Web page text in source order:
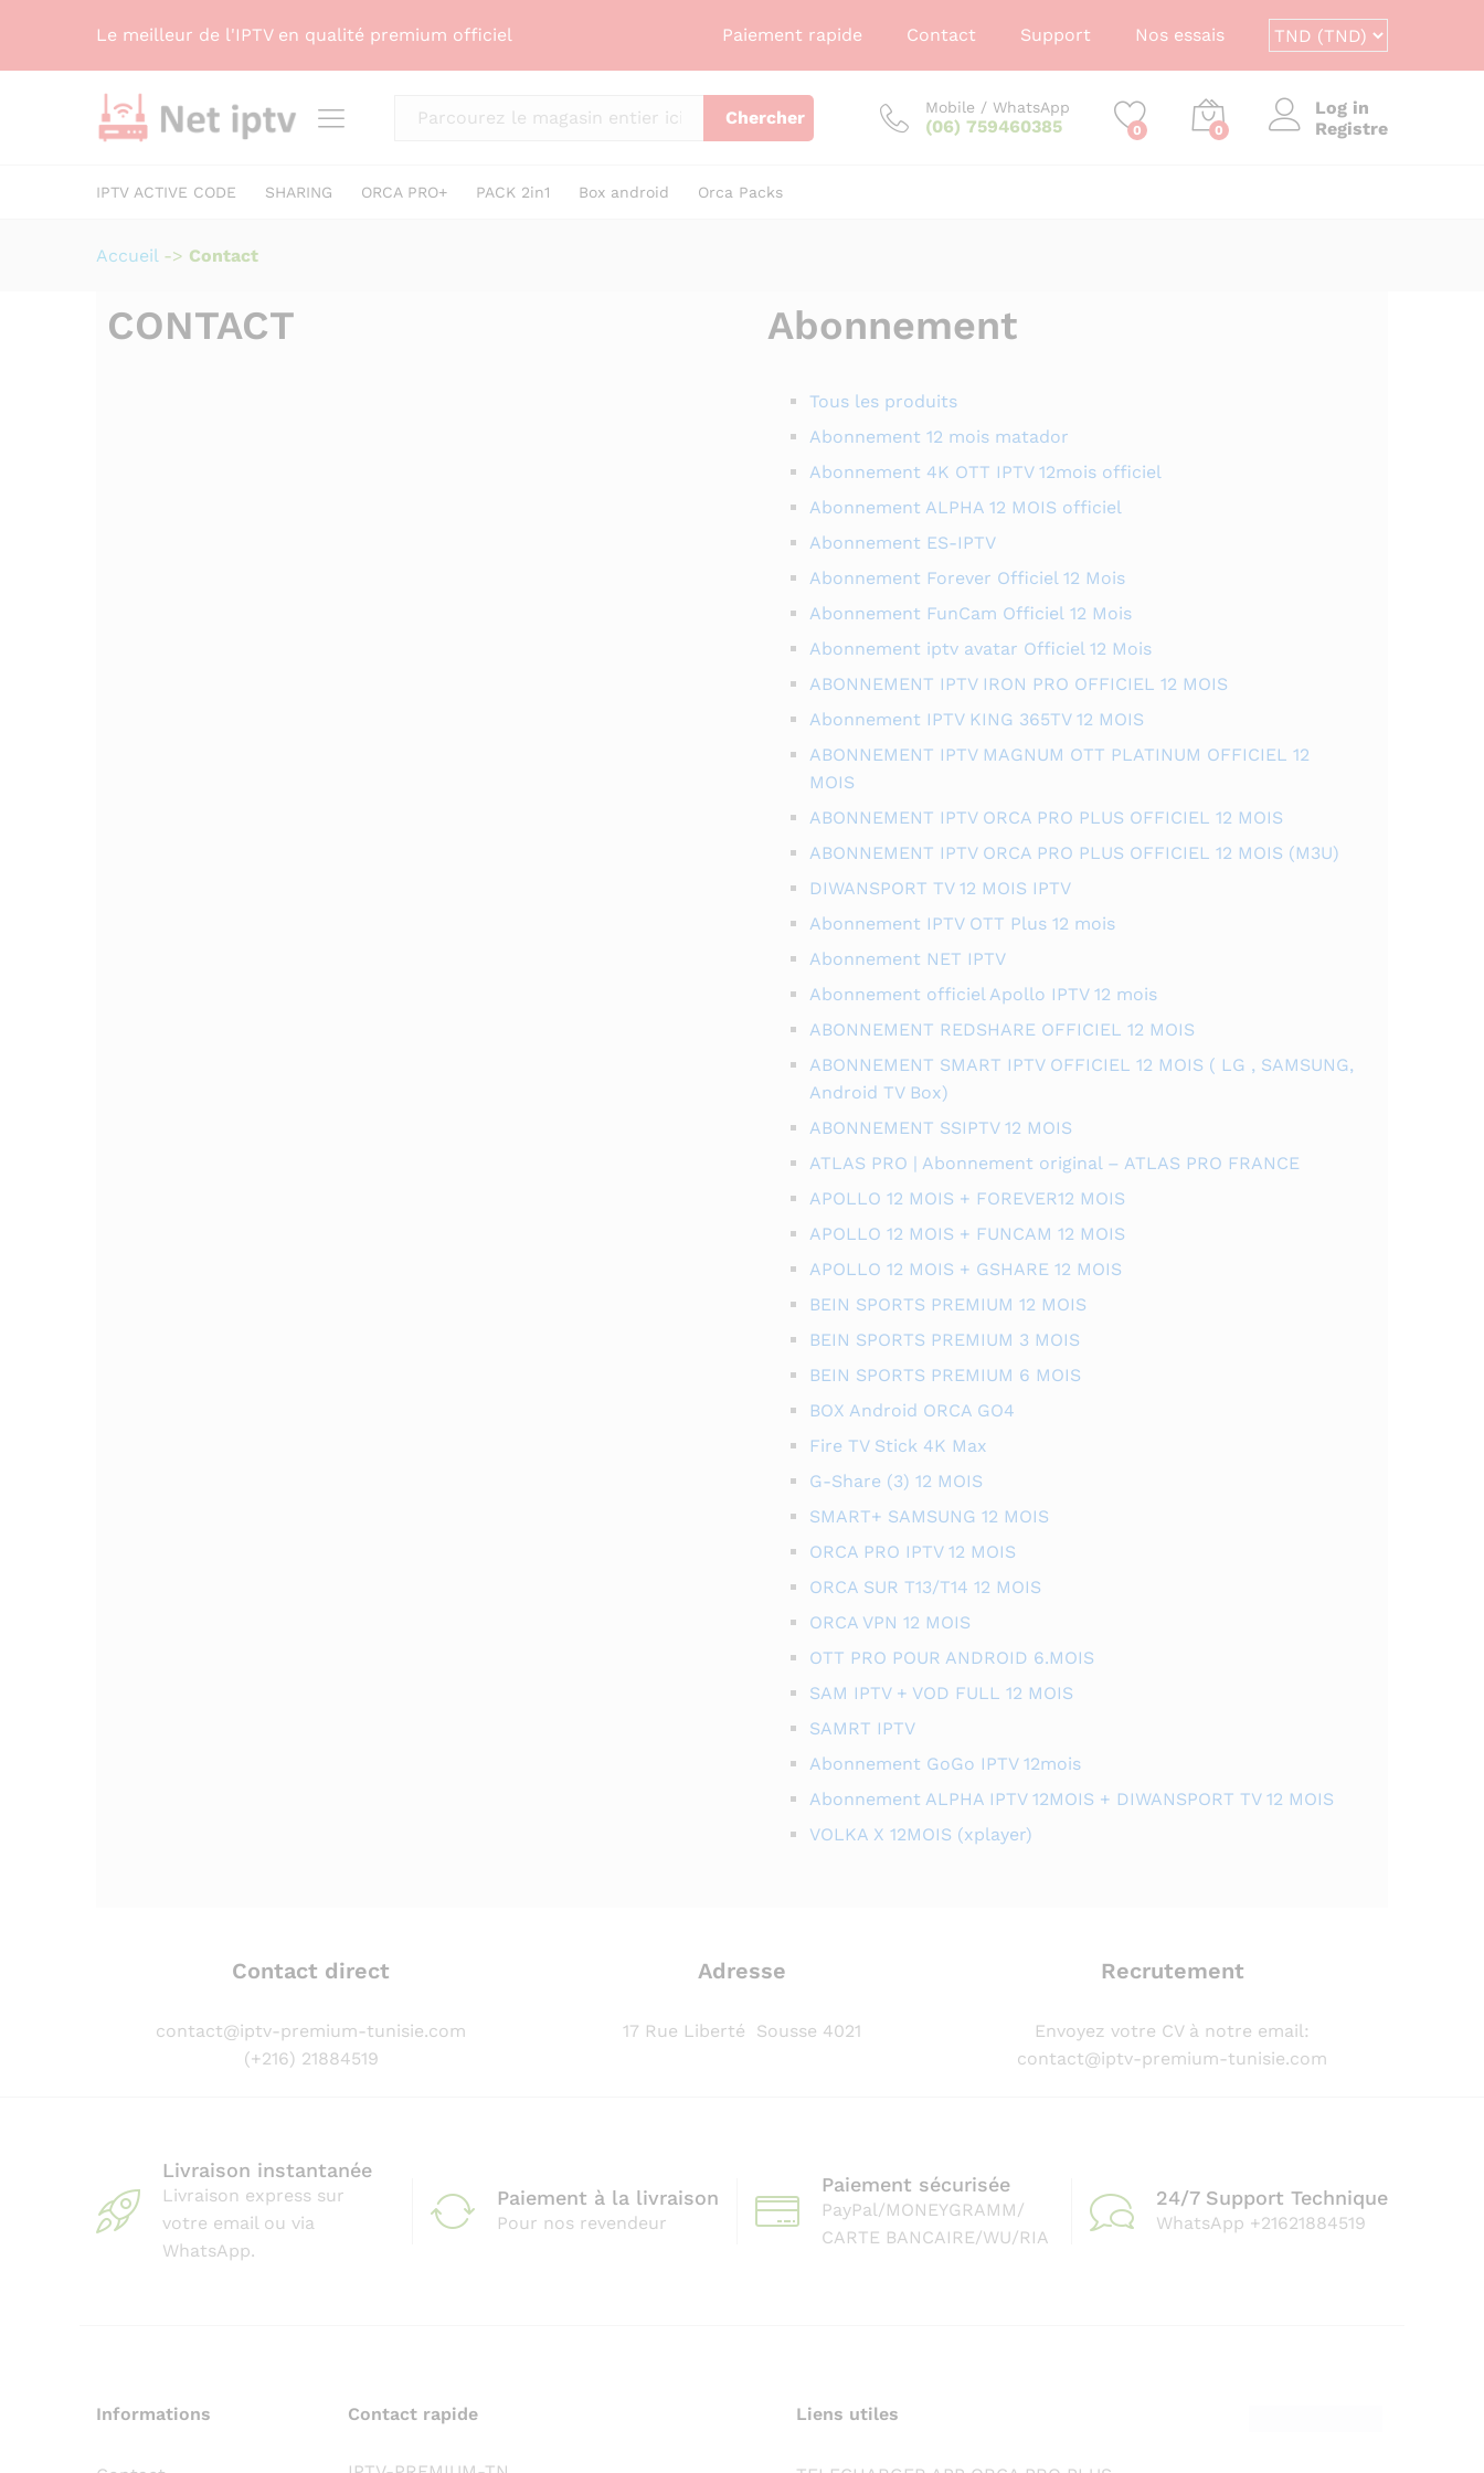
Le meilleur de l'IPTV en qualité premium officiel Paiement rapide Contact Support Nos essais
Tous Chercher Mobile / WhatsApp
(06) 759460385 0 0
Log in
Registre
IPTV ACTIVE CODE SHARING ORCA PRO+ PACK 2in1 Box android Orca Packs
Accueil-> Contact
CONTACT Abonnement
Tous les produits
Abonnement 12 mois matador
Abonnement 4K OTT IPTV 12mois officiel
Abonnement ALPHA 12 MOIS officiel
Abonnement ES-IPTV
Abonnement Forever Officiel 12 Mois
Abonnement FunCam Officiel 12 Mois
Abonnement iptv avatar Officiel 12 Mois
ABONNEMENT IPTV IRON PRO OFFICIEL 12 MOIS
Abonnement IPTV KING 365TV 12 MOIS
ABONNEMENT IPTV MAGNUM OTT PLATINUM OFFICIEL 12
MOIS
ABONNEMENT IPTV ORCA PRO PLUS OFFICIEL 12 MOIS
ABONNEMENT IPTV ORCA PRO PLUS OFFICIEL 12 MOIS (M3U)
DIWANSPORT TV 12 MOIS IPTV
Abonnement IPTV OTT Plus 12 mois
Abonnement NET IPTV
Abonnement officiel Apollo IPTV 12 mois
ABONNEMENT REDSHARE OFFICIEL 12 MOIS
ABONNEMENT SMART IPTV OFFICIEL 12 MOIS ( LG , SAMSUNG,
Android TV Box)
ABONNEMENT SSIPTV 12 MOIS
ATLAS PRO | Abonnement original – ATLAS PRO FRANCE
APOLLO 12 MOIS + FOREVER12 MOIS
APOLLO 12 MOIS + FUNCAM 12 MOIS
APOLLO 12 MOIS + GSHARE 12 MOIS
BEIN SPORTS PREMIUM 12 MOIS
BEIN SPORTS PREMIUM 3 MOIS
BEIN SPORTS PREMIUM 6 MOIS
BOX Android ORCA GO4
Fire TV Stick 4K Max
G-Share (3) 12 MOIS
SMART+ SAMSUNG 12 MOIS
ORCA PRO IPTV 12 MOIS
ORCA SUR T13/T14 12 MOIS
ORCA VPN 12 MOIS
OTT PRO POUR ANDROID 6.MOIS
SAM IPTV + VOD FULL 12 MOIS
SAMRT IPTV
Abonnement GoGo IPTV 12mois
Abonnement ALPHA IPTV 12MOIS + DIWANSPORT TV 12 MOIS
VOLKA X 12MOIS (xplayer)
Contact direct
contact@iptv-premium-tunisie.com
(+216) 21884519
Adresse
17 Rue Liberté Sousse 4021
Recrutement
Envoyez votre CV à notre email:
contact@iptv-premium-tunisie.com
Livraison instantanée
Livraison express sur
votre email ou via
WhatsApp.
Paiement à la livraison
Pour nos revendeur
Paiement sécurisée
PayPal/MONEYGRAMM/
CARTE BANCAIRE/WU/RIA
24/7 Support Technique
WhatsApp +21621884519
Informations Contact rapide Liens utiles